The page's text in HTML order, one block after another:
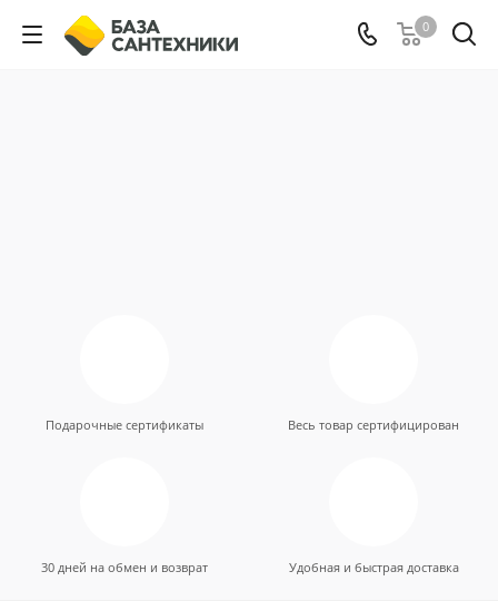
0
Подарочные сертификаты Весь товар сертифицирован
30 дней на обмен и возврат Удобная и быстрая доставка